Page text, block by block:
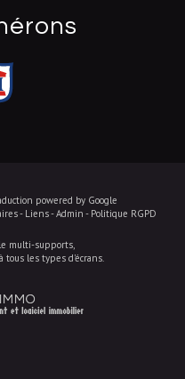
powered by Google
- Liens-Admin - Politique RGPD
multi-supports,
tous les types d'écrans.